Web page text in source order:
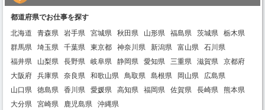
都道府県でお仕事を探す
北海道
青森県 岩手県 宮城県 秋田県 山形県 福島県 茨城県
栃木県
群馬県
埼玉県 千葉県 東京都 神奈川県 新潟県 富山県
石川県
福井県
山梨県 長野県 岐阜県 静岡県 愛知県 三重県 滋賀県
京都府
大阪府
兵庫県 奈良県 和歌山県 鳥取県 島根県 岡山県
広島県
山口県
徳島県 香川県 愛媛県 高知県 福岡県 佐賀県 長崎県
熊本県
大分県
宮崎県 鹿児島県 沖縄県